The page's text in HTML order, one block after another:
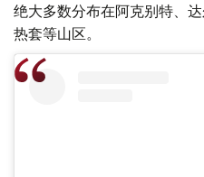
绝大多数分布在阿克别特、
热套等山区。